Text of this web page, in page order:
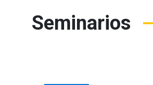
Seminarios